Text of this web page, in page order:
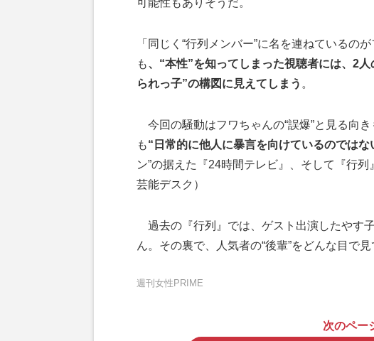
可能性もありそうだ。
「同じく“行列メンバー”に名を連ねているの
も、“本性”を知ってしまった視聴者には、2
られっ子”の構図に見えてしまう 。
今回の騒動はフワちゃんの“誤爆”と見る向き
も“日常的に他人に暴言を向けているのではな
ン”の据えた『24時間テレビ』、そして『行
芸能デスク）
過去の『行列』では、ゲスト出演したやす
ん。その裏で、人気者の“後輩”をどんな目で見
週刊女性PRIME
次のペー